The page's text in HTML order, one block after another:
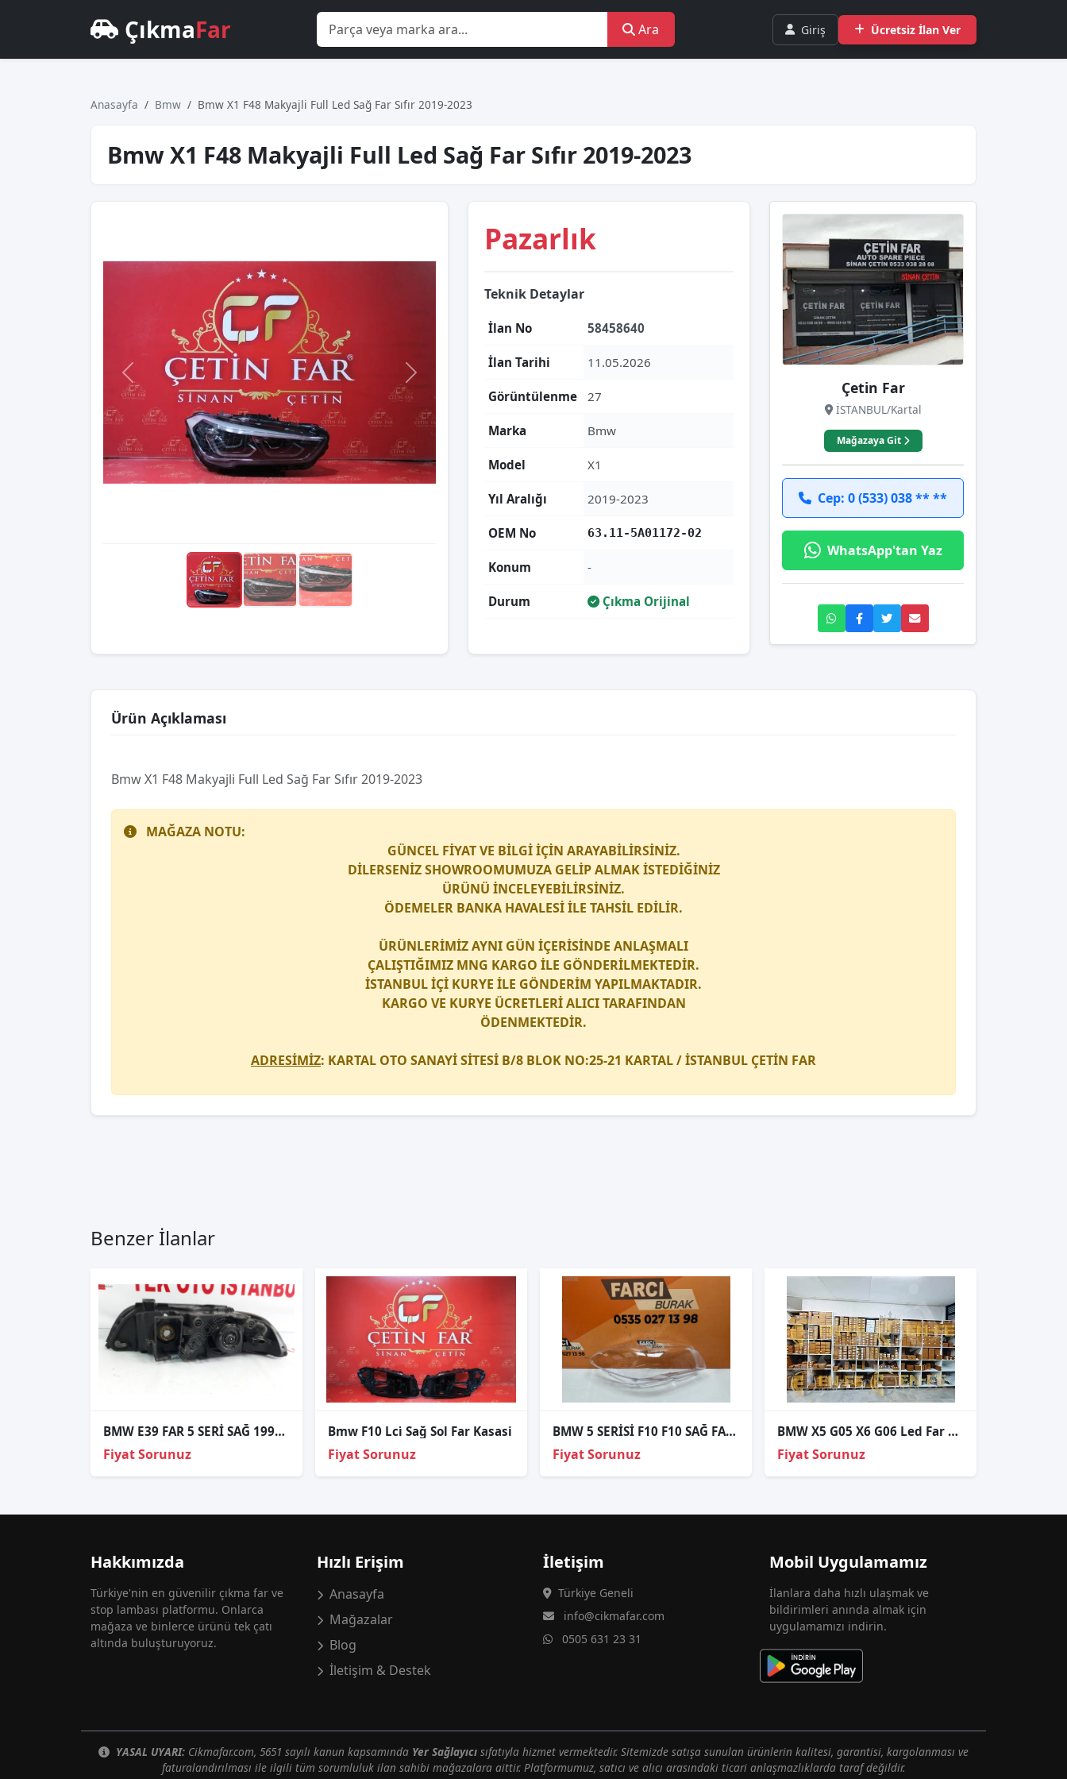
ÇıkmaFar Ara Giriş Ücretsiz İlan Ver
Anasayfa Bmw Bmw X1 F48 Makyajli Full Led Sağ Far Sıfır 2019-2023
Bmw X1 F48 Makyajli Full Led Sağ Far Sıfır 2019-2023
Pazarlık
Teknik Detaylar
İlan No 58458640
İlan Tarihi 11.05.2026
Görüntülenme 27
Marka Bmw
Model X1
Yıl Aralığı 2019-2023
OEM No 63.11-5A01172-02
Konum -
Durum Çıkma Orijinal
Çetin Far
İSTANBUL/Kartal
Mağazaya Git
Cep: 0 (533) 038 ** **
WhatsApp'tan Yaz
Ürün Açıklaması
Bmw X1 F48 Makyajli Full Led Sağ Far Sıfır 2019-2023
MAĞAZA NOTU:
GÜNCEL FİYAT VE BİLGİ İÇİN ARAYABİLİRSİNİZ.
DİLERSENİZ SHOWROOMUMUZA GELİP ALMAK İSTEDİĞİNİZ
ÜRÜNÜ İNCELEYEBİLİRSİNİZ.
ÖDEMELER BANKA HAVALESİ İLE TAHSİL EDİLİR.
ÜRÜNLERİMİZ AYNI GÜN İÇERİSİNDE ANLAŞMALI
ÇALIŞTIĞIMIZ MNG KARGO İLE GÖNDERİLMEKTEDİR.
İSTANBUL İÇİ KURYE İLE GÖNDERİM YAPILMAKTADIR.
KARGO VE KURYE ÜCRETLERİ ALICI TARAFINDAN
ÖDENMEKTEDİR.
ADRESİMİZ: KARTAL OTO SANAYİ SİTESİ B/8 BLOK NO:25-21 KARTAL / İSTANBUL ÇETİN FAR
Benzer İlanlar
BMW E39 FAR 5 SERİ SAĞ 1996-2000
Fiyat Sorunuz
Bmw F10 Lci̇ Sağ Sol Far Kasasi
Fiyat Sorunuz
BMW 5 SERİSİ F10 F10 SAĞ FAR CAMI SIFIR 2011-2016
Fiyat Sorunuz
BMW X5 G05 X6 G06 Led Far Beyni – 63117933360
Fiyat Sorunuz
Hakkımızda
Türkiye'nin en güvenilir çıkma far ve
stop lambası platformu. Onlarca
mağaza ve binlerce ürünü tek çatı
altında buluşturuyoruz.
Hızlı Erişim
Anasayfa
Mağazalar
Blog
İletişim & Destek
İletişim
Türkiye Geneli
info@cikmafar.com
0505 631 23 31
Mobil Uygulamamız
İlanlara daha hızlı ulaşmak ve
bildirimleri anında almak için
uygulamamızı indirin.
YASAL UYARI: Cikmafar.com, 5651 sayılı kanun kapsamında Yer Sağlayıcı sıfatıyla hizmet vermektedir. Sitemizde satışa sunulan ürünlerin kalitesi, garantisi, kargolanması ve
faturalandırılması ile ilgili tüm sorumluluk ilan sahibi mağazalara aittir. Platformumuz, satıcı ve alıcı arasındaki ticari anlaşmazlıklarda taraf değildir.